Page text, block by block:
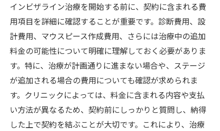
透明性のある費用見積もりを得るために
透明な矯正のためのインビザライン料金の理解
が重要な理由
歯科治療と料金透明性の関係
透明な矯正治療の選択肢としてのインビザ
ライン
インビザライン料金の理解が治療を成功に
導く
インビザライン治療を開始する前に、契約に含まれる費
用項目を詳細に確認することが重要です。診断費用、設
計費用、マウスピース作成費用、さらには治療中の追加
料金の可能性について明確に理解しておく必要がありま
す。特に、治療が計画通りに進まない場合や、ステージ
が追加される場合の費用についても確認が求められま
す。クリニックによっては、料金に含まれる内容や支払
い方法が異なるため、契約前にしっかりと質問し、納得
した上で契約を結ぶことが大切です。これにより、治療